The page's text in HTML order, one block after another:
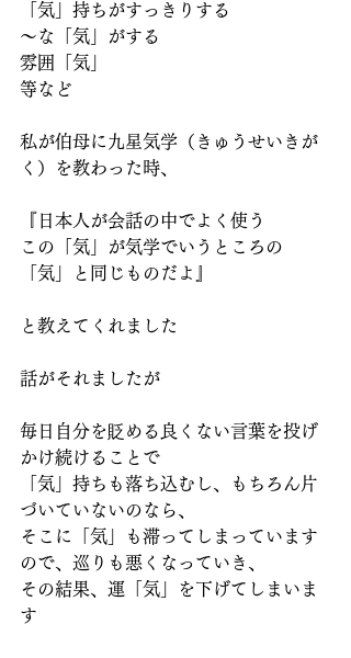
「気」持ちがすっきりする
～な「気」がする
雰囲「気」
等など
私が伯母に九星気学（きゅうせいきが
く）を教わった時、
『日本人が会話の中でよく使う
この「気」が気学でいうところの
「気」と同じものだよ』
と教えてくれました
話がそれましたが
毎日自分を貶める良くない言葉を投げ
かけ続けることで
「気」持ちも落ち込むし、もちろん片
づいていないのなら、
そこに「気」も滞ってしまっています
ので、巡りも悪くなっていき、
その結果、運「気」を下げてしまいま
す